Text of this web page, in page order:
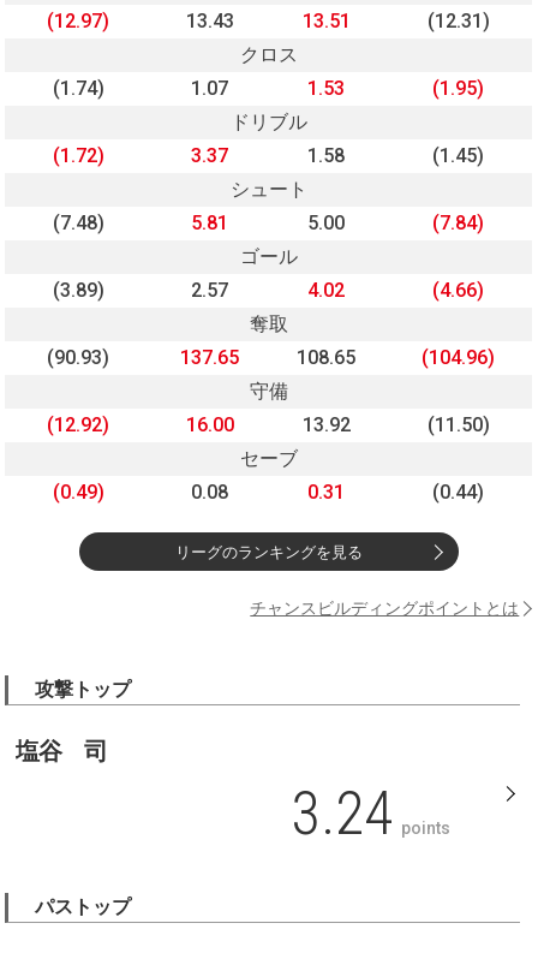
(12.97)
13.43 13.51
(12.31)
クロス
(1.74)
1.07 1.53
(1.95)
ドリブル
(1.72)
3.37 1.58
(1.45)
シュート
(7.48)
5.81 5.00
(7.84)
ゴール
(3.89)
2.57 4.02
(4.66)
奪取
(90.93)
137.65 108.65
(104.96)
守備
(12.92)
16.00 13.92
(11.50)
セーブ
(0.49)
0.08 0.31 (0.44)
リーグのランキングを見る
チャンスビルディングポイントとは
攻撃トップ
塩谷 司
3.24 points
パストップ